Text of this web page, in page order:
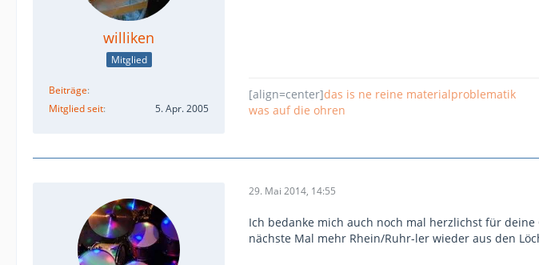
williken
Mitglied
Beiträge
Mitglied seit
5. Apr. 2005
[align=center]das is ne reine materialproblematik
was auf die ohren
29. Mai 2014, 14:55
Ich bedanke mich auch noch mal herzlichst für
nächste Mal mehr Rhein/Ruhr-ler wieder aus den